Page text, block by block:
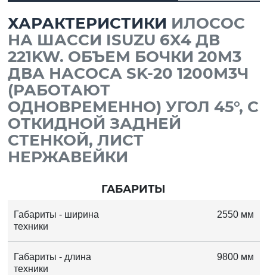
ХАРАКТЕРИСТИКИ ИЛОСОС
НА ШАССИ ISUZU 6X4 ДВ
221KW. ОБЪЕМ БОЧКИ 20М3
ДВА НАСОСА SK-20 1200М3Ч
(РАБОТАЮТ
ОДНОВРЕМЕННО) УГОЛ 45°, С
ОТКИДНОЙ ЗАДНЕЙ
СТЕНКОЙ, ЛИСТ
НЕРЖАВЕЙКИ
ГАБАРИТЫ
Габариты - ширина
техники
2550 мм
Габариты - длина
техники
9800 мм